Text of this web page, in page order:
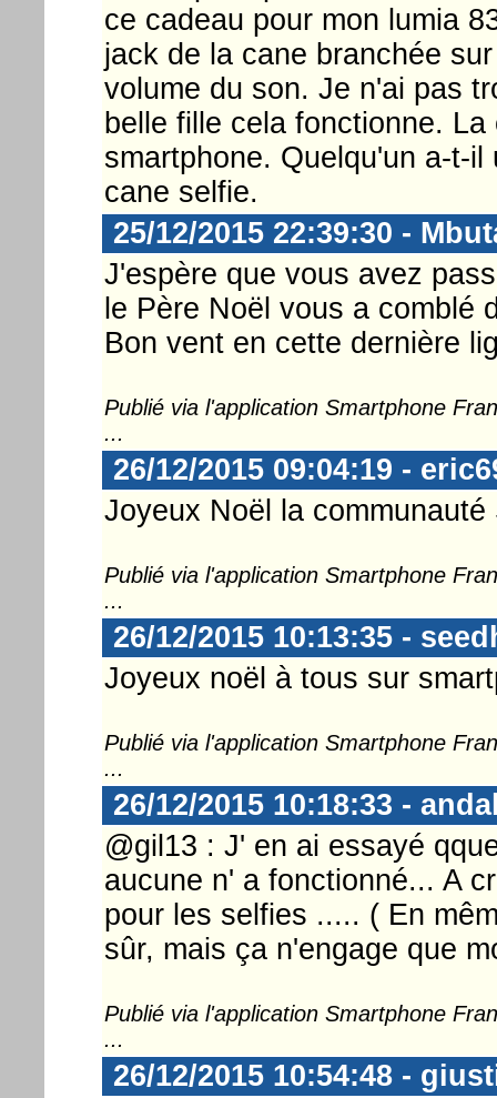
ce cadeau pour mon lumia
jack de la cane branchée
volume du son. Je n'ai pas
belle fille cela fonctionne.
smartphone. Quelqu'un a-t-
cane selfie.
25/12/2015 22:39:30 -
J'espère que vous avez
le Père Noël vous a comblé
Bon vent en cette dernière
Publié via l'application Smartphone
...
26/12/2015 09:04:19 -
Joyeux Noël la communauté
Publié via l'application Smartphone
...
26/12/2015 10:13:35 -
Joyeux noël à tous sur
Publié via l'application Smartphone
...
26/12/2015 10:18:33 -
@gil13 : J' en ai essayé
aucune n' a fonctionné... A
pour les selfies ..... ( En
sûr, mais ça n'engage que
Publié via l'application Smartphone
...
26/12/2015 10:54:48 -